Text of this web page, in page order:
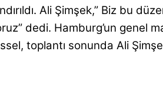
Ali Şimşek,” Biz bu
dedi. Hamburg’un genel
toplantı sonunda Ali